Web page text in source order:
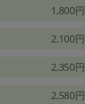
1,800円
2,100円
2,350円
2,580円